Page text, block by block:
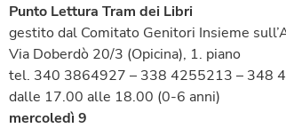
Punto Lettura Tram dei Libri
gestito dal Comitato Genitori Insieme
Via Doberdò 20/3 (Opicina), 1. piano
tel. 340 3864927 – 338 4255213 – 348
dalle 17.00 alle 18.00 (0-6 anni)
mercoledì 9